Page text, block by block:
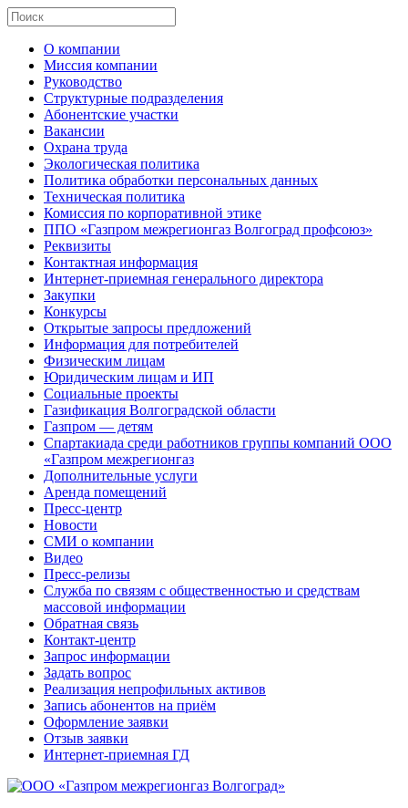
О компании
Миссия компании
Руководство
Структурные подразделения
Абонентские участки
Вакансии
Охрана труда
Экологическая политика
Политика обработки персональных данных
Техническая политика
Комиссия по корпоративной этике
ППО «Газпром межрегионгаз Волгоград профсоюз»
Реквизиты
Контактная информация
Интернет-приемная генерального директора
Закупки
Конкурсы
Открытые запросы предложений
Информация для потребителей
Физическим лицам
Юридическим лицам и ИП
Социальные проекты
Газификация Волгоградской области
Газпром — детям
Спартакиада среди работников группы компаний ООО
«Газпром межрегионгаз
Дополнительные услуги
Аренда помещений
Пресс-центр
Новости
СМИ о компании
Видео
Пресс-релизы
Служба по связям с общественностью и средствам
массовой информации
Обратная связь
Контакт-центр
Запрос информации
Задать вопрос
Реализация непрофильных активов
Запись абонентов на приём
Оформление заявки
Отзыв заявки
Интернет-приемная ГД